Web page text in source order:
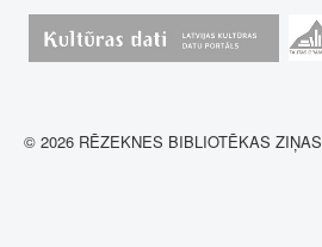
© 2026 RĒZEKNES BIBLIOTĒKAS ZIŅAS